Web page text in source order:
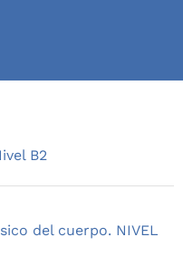
B2
del cuerpo. NIVEL